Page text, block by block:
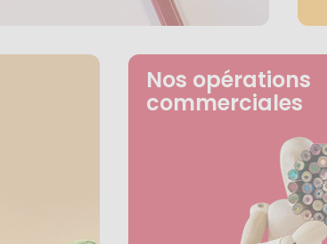
Nos opérations
commerciales